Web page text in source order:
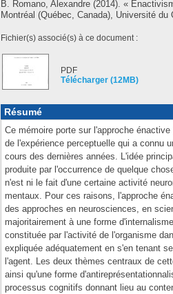
B. Romano, Alexandre (2014). «
Montréal (Québec, Canada), Université
Fichier(s) associé(s) à ce document :
PDF
Télécharger (12MB)
Résumé
Ce mémoire porte sur l'approche
de l'expérience perceptuelle qui a connu
cours des dernières années. L'idée
produite par l'occurrence de quelque
n'est ni le fait d'une certaine activité
mentaux. Pour ces raisons, l'approche
des approches en neurosciences, en
majoritairement à une forme
constituée par l'activité de l'organisme
expliquée adéquatement en s'en tenant
l'agent. Les deux thèmes centraux de
ainsi qu'une forme
processus cognitifs donnant lieu au